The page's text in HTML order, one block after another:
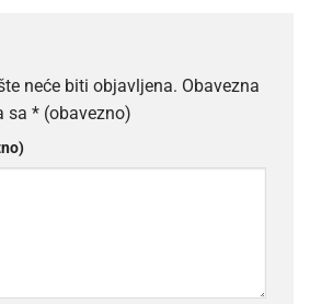
neće biti objavljena. Obavezna
sa * (obavezno)